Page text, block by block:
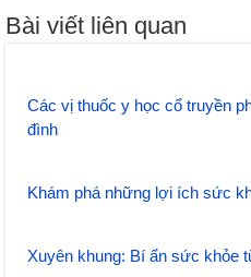
Bài viết liên quan
Các vị thuốc y học cổ truyền
đình
Khám phá những lợi ích sức
Xuyên khung: Bí ẩn sức khỏe